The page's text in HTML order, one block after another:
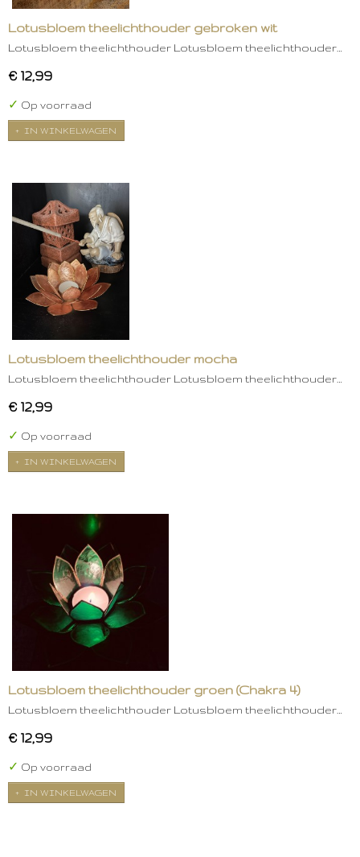
Lotusbloem theelichthouder gebroken wit
Lotusbloem theelichthouder Lotusbloem theelichthouder…
€ 12,99
✓ Op voorraad
IN WINKELWAGEN
Lotusbloem theelichthouder mocha
Lotusbloem theelichthouder Lotusbloem theelichthouder…
€ 12,99
✓ Op voorraad
IN WINKELWAGEN
Lotusbloem theelichthouder groen (Chakra 4)
Lotusbloem theelichthouder Lotusbloem theelichthouder…
€ 12,99
✓ Op voorraad
IN WINKELWAGEN